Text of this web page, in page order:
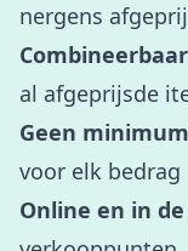
nergens
al afgeprijsde
Geen
voor elk bedrag
Online en in